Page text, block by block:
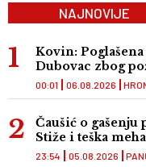
NAJNOVIJE
Kovin:
Dubovac zbog
00:01 06.08.2026
Čaušić o gašenju
Stiže i teška
23:54 05.08.2026